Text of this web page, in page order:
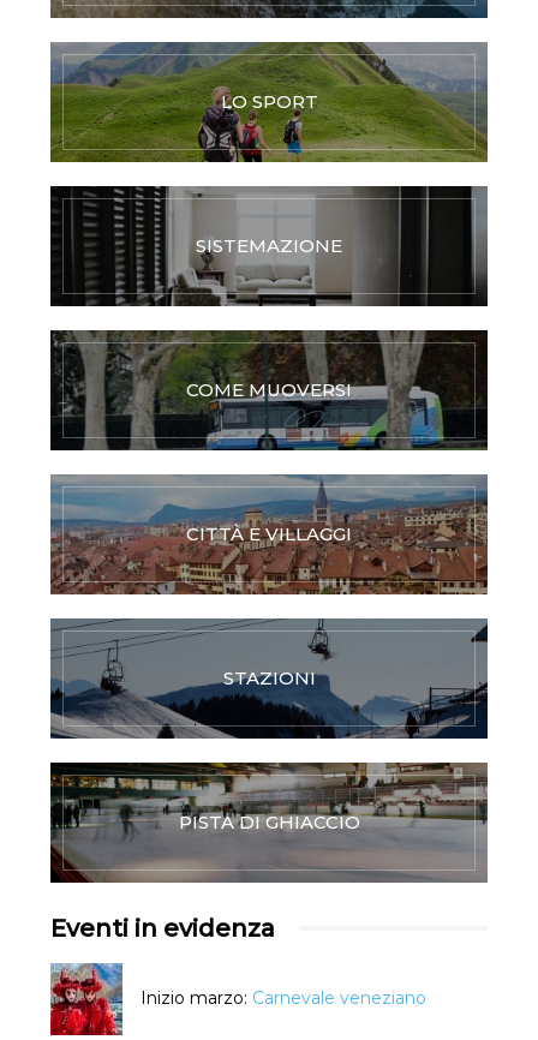
LO SPORT
SISTEMAZIONE
COME MUOVERSI
CITTÀ E VILLAGGI
STAZIONI
PISTA DI GHIACCIO
Eventi in evidenza
Inizio marzo: Carnevale veneziano